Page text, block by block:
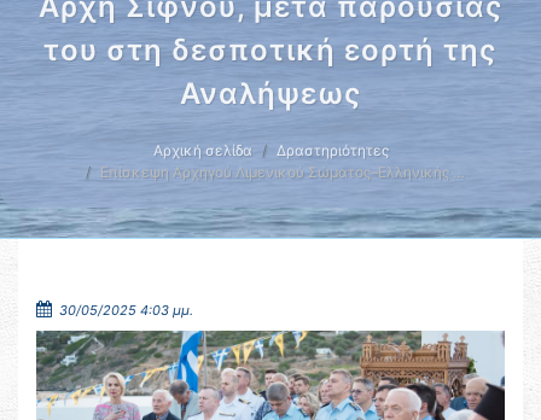
του στη δεσποτική εορτή της
Αναλήψεως
Αρχική σελίδα
Δραστηριότητες
Επίσκεψη Αρχηγού Λιμενικού Σώματος–Ελληνικής …
30/05/2025 4:03 μμ.